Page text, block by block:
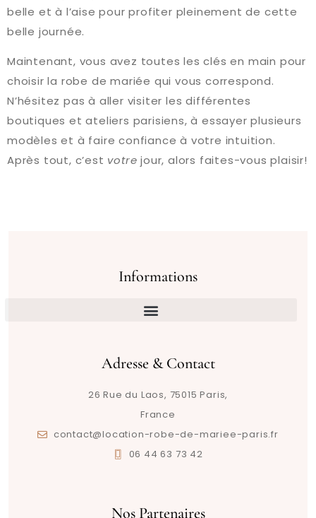
belle et à l’aise pour profiter pleinement de cette
belle journée.
Maintenant, vous avez toutes les clés en main pour
choisir la robe de mariée qui vous correspond.
N’hésitez pas à aller visiter les différentes
boutiques et ateliers parisiens, à essayer plusieurs
modèles et à faire confiance à votre intuition.
Après tout, c’est votre jour, alors faites-vous plaisir!
Informations
Adresse & Contact
26 Rue du Laos, 75015 Paris,
France
contact@location-robe-de-mariee-paris.fr
06 44 63 73 42
Nos Partenaires